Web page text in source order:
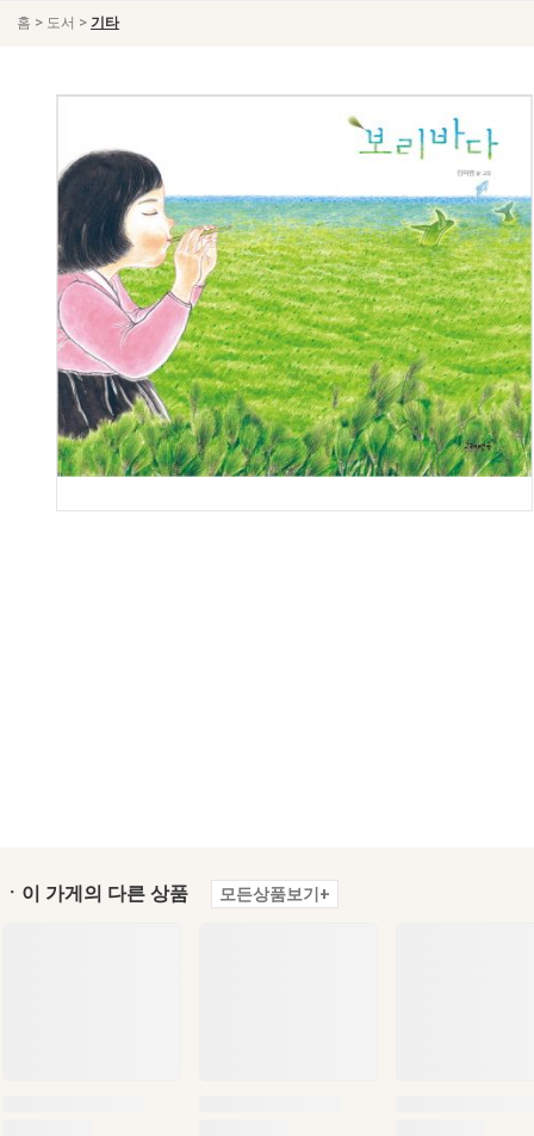
홈 > 도서 > 기타
ㆍ이 가게의 다른 상품 모든상품보기+